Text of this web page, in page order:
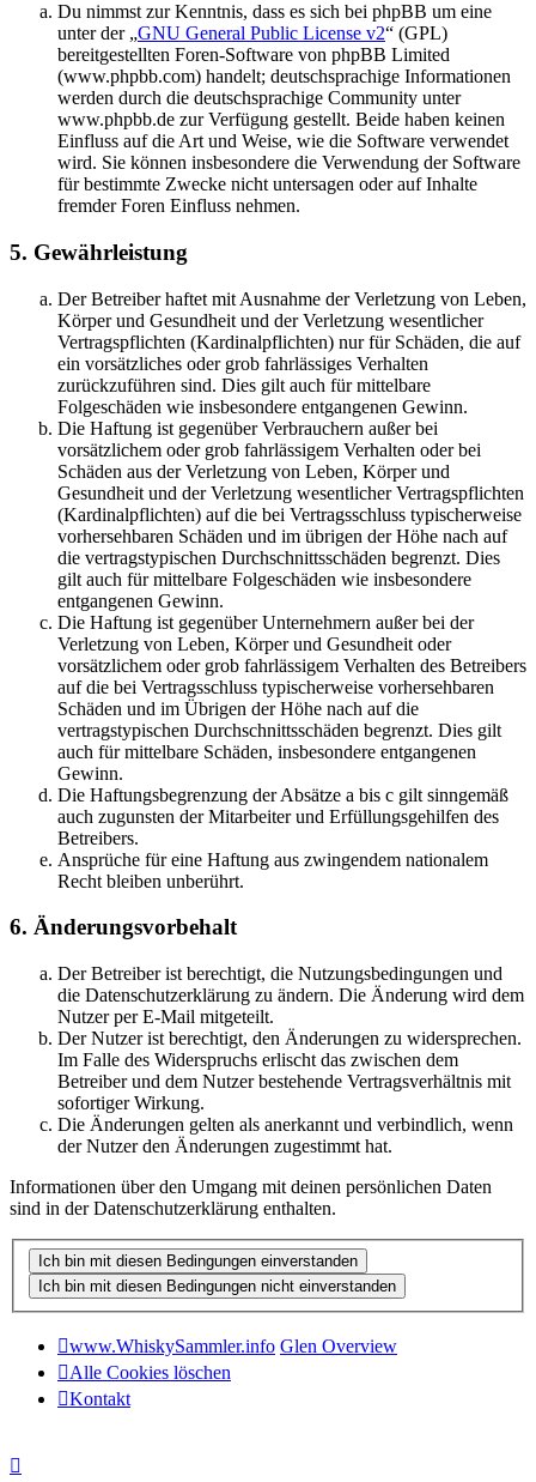
Du nimmst zur Kenntnis, dass es sich bei phpBB um eine
unter der „GNU General Public License v2“ (GPL)
bereitgestellten Foren-Software von phpBB Limited
(www.phpbb.com) handelt; deutschsprachige Informationen
werden durch die deutschsprachige Community unter
www.phpbb.de zur Verfügung gestellt. Beide haben keinen
Einfluss auf die Art und Weise, wie die Software verwendet
wird. Sie können insbesondere die Verwendung der Software
für bestimmte Zwecke nicht untersagen oder auf Inhalte
fremder Foren Einfluss nehmen.
5. Gewährleistung
Der Betreiber haftet mit Ausnahme der Verletzung von Leben,
Körper und Gesundheit und der Verletzung wesentlicher
Vertragspflichten (Kardinalpflichten) nur für Schäden, die auf
ein vorsätzliches oder grob fahrlässiges Verhalten
zurückzuführen sind. Dies gilt auch für mittelbare
Folgeschäden wie insbesondere entgangenen Gewinn.
Die Haftung ist gegenüber Verbrauchern außer bei
vorsätzlichem oder grob fahrlässigem Verhalten oder bei
Schäden aus der Verletzung von Leben, Körper und
Gesundheit und der Verletzung wesentlicher Vertragspflichten
(Kardinalpflichten) auf die bei Vertragsschluss typischerweise
vorhersehbaren Schäden und im übrigen der Höhe nach auf
die vertragstypischen Durchschnittsschäden begrenzt. Dies
gilt auch für mittelbare Folgeschäden wie insbesondere
entgangenen Gewinn.
Die Haftung ist gegenüber Unternehmern außer bei der
Verletzung von Leben, Körper und Gesundheit oder
vorsätzlichem oder grob fahrlässigem Verhalten des Betreibers
auf die bei Vertragsschluss typischerweise vorhersehbaren
Schäden und im Übrigen der Höhe nach auf die
vertragstypischen Durchschnittsschäden begrenzt. Dies gilt
auch für mittelbare Schäden, insbesondere entgangenen
Gewinn.
Die Haftungsbegrenzung der Absätze a bis c gilt sinngemäß
auch zugunsten der Mitarbeiter und Erfüllungsgehilfen des
Betreibers.
Ansprüche für eine Haftung aus zwingendem nationalem
Recht bleiben unberührt.
6. Änderungsvorbehalt
Der Betreiber ist berechtigt, die Nutzungsbedingungen und
die Datenschutzerklärung zu ändern. Die Änderung wird dem
Nutzer per E-Mail mitgeteilt.
Der Nutzer ist berechtigt, den Änderungen zu widersprechen.
Im Falle des Widerspruchs erlischt das zwischen dem
Betreiber und dem Nutzer bestehende Vertragsverhältnis mit
sofortiger Wirkung.
Die Änderungen gelten als anerkannt und verbindlich, wenn
der Nutzer den Änderungen zugestimmt hat.
Informationen über den Umgang mit deinen persönlichen Daten
sind in der Datenschutzerklärung enthalten.
www.WhiskySammler.info Glen Overview
Alle Cookies löschen
Kontakt